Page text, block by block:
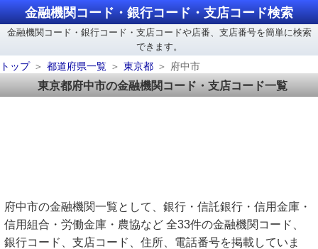
金融機関コード・銀行コード・支店コード検索
金融機関コード・銀行コード・支店コードや店番、支店番号を簡単に検索
できます。
トップ
都道府県一覧 東京都 府中市
東京都府中市の金融機関コード・支店コード一覧
府中市の金融機関一覧として、銀行・信託銀行・信用金庫・
信用組合・労働金庫・農協など 全33件の金融機関コード、
銀行コード、支店コード、住所、電話番号を掲載していま